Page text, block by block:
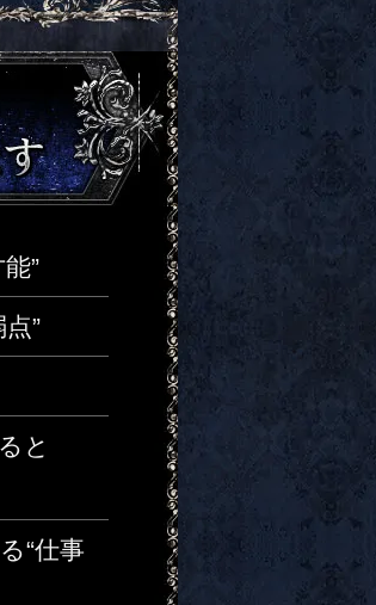
”
”
と
“仕事